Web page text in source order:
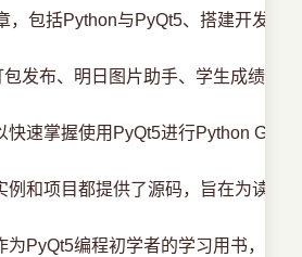
，包括Python与PyQt5、搭建开发环
包发布、明日图片助手、学生成绩管
快速掌握使用PyQt5进行Python GUI
例和项目都提供了源码，旨在为读者
为PyQt5编程初学者的学习用书，而